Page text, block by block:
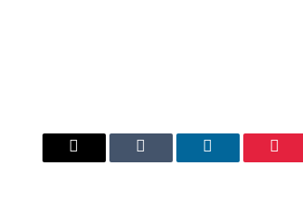
بينتيريست لينكدإن Tumblr
البريد